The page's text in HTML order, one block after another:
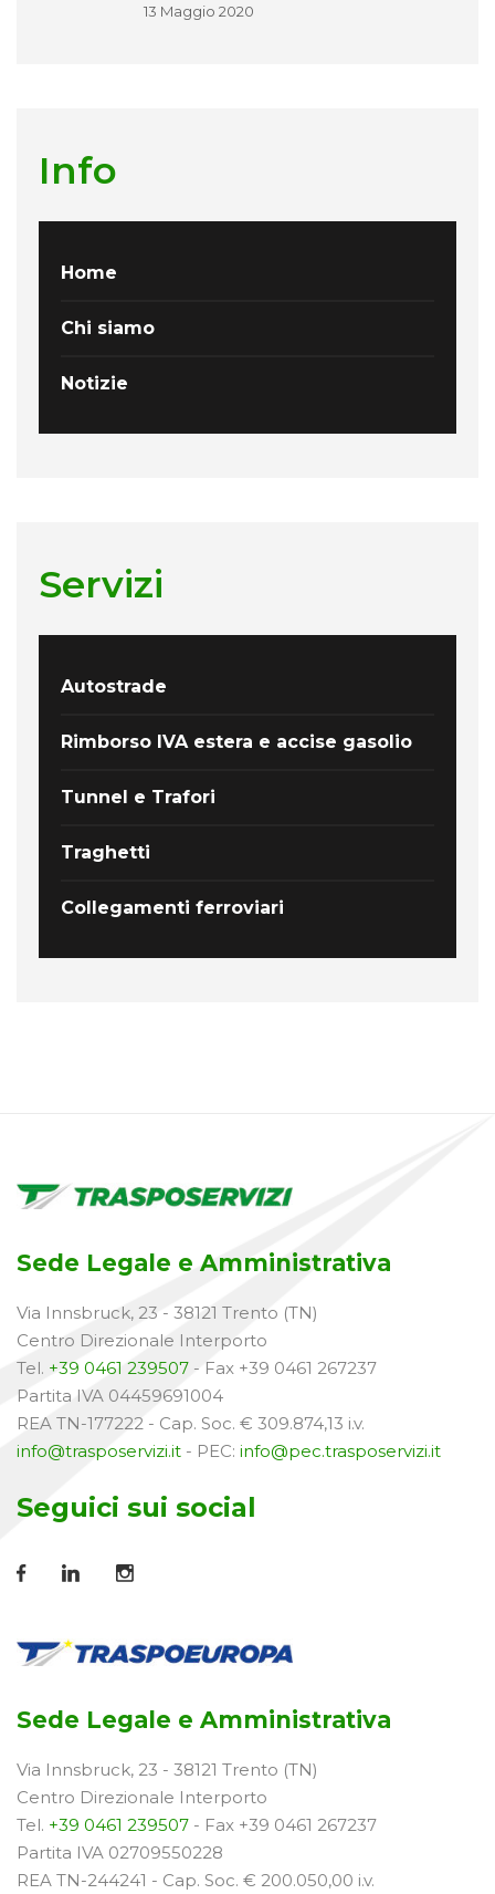
13 Maggio 2020
Info
Home
Chi siamo
Notizie
Servizi
Autostrade
Rimborso IVA estera e accise gasolio
Tunnel e Trafori
Traghetti
Collegamenti ferroviari
Sede Legale e Amministrativa
Via Innsbruck, 23 - 38121 Trento (TN)
Centro Direzionale Interporto
Tel. +39 0461 239507 - Fax +39 0461 267237
Partita IVA 04459691004
REA TN-177222 - Cap. Soc. € 309.874,13 i.v.
info@trasposervizi.it - PEC: info@pec.trasposervizi.it
Seguici sui social
Sede Legale e Amministrativa
Via Innsbruck, 23 - 38121 Trento (TN)
Centro Direzionale Interporto
Tel. +39 0461 239507 - Fax +39 0461 267237
Partita IVA 02709550228
REA TN-244241 - Cap. Soc. € 200.050,00 i.v.